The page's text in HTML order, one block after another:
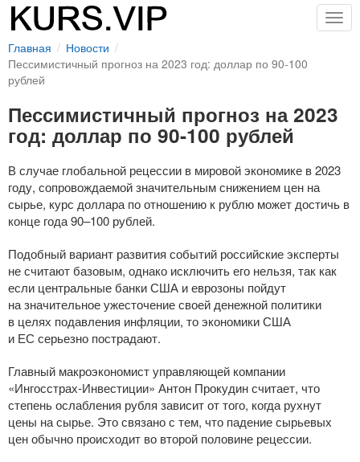
Главная
Новости
Пессимистичный прогноз на 2023 год: доллар по 90-100
рублей
Пессимистичный прогноз на 2023
год: доллар по 90-100 рублей
В случае глобальной рецессии в мировой экономике в 2023
году, сопровождаемой значительным снижением цен на
сырье, курс доллара по отношению к рублю может достичь в
конце года 90–100 рублей.
Подобный вариант развития событий российские эксперты
не считают базовым, однако исключить его нельзя, так как
если центральные банки США и еврозоны пойдут
на значительное ужесточение своей денежной политики
в целях подавления инфляции, то экономики США
и ЕС серьезно пострадают.
Главный макроэкономист управляющей компании
«Ингосстрах-Инвестиции» Антон Прокудин считает, что
степень ослабления рубля зависит от того, когда рухнут
цены на сырье. Это связано с тем, что падение сырьевых
цен обычно происходит во второй половине рецессии.